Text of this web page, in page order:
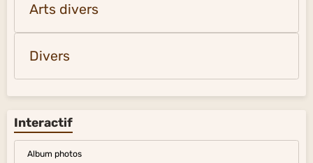
Arts divers
Divers
Interactif
Album photos